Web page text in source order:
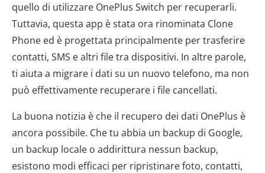
quello di utilizzare OnePlus Switch per recuperarli.
Tuttavia, questa app è stata ora rinominata Clone
Phone ed è progettata principalmente per trasferire
contatti, SMS e altri file tra dispositivi. In altre parole,
ti aiuta a migrare i dati su un nuovo telefono, ma non
può effettivamente recuperare i file cancellati.
La buona notizia è che il recupero dei dati OnePlus è
ancora possibile. Che tu abbia un backup di Google,
un backup locale o addirittura nessun backup,
esistono modi efficaci per ripristinare foto, contatti,